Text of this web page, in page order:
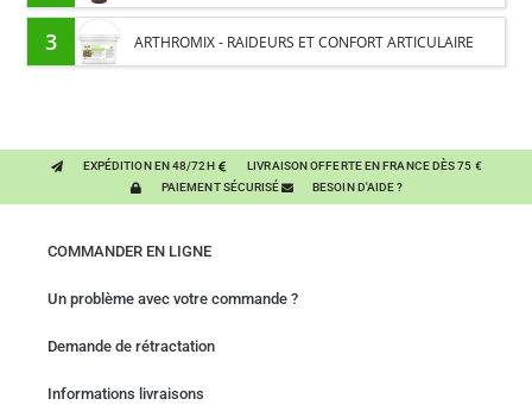
3 ARTHROMIX - RAIDEURS ET CONFORT ARTICULAIRE
EXPÉDITION EN 48/72H
LIVRAISON OFFERTE EN FRANCE DÈS 75 €
PAIEMENT SÉCURISÉ
BESOIN D'AIDE ?
COMMANDER EN LIGNE
Un problème avec votre commande ?
Demande de rétractation
Informations livraisons